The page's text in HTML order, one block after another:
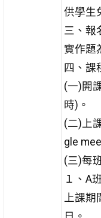
供學生
三、報
實作題
四、課
(一)開
時)。
(二)上
gle
(三)每
１、A
上課